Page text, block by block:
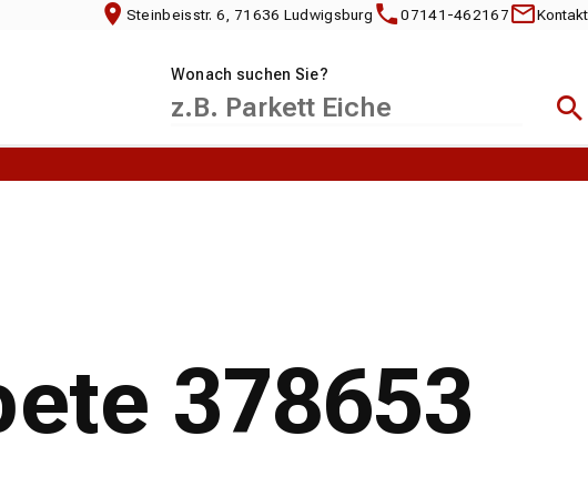
Steinbeisstr. 6, 71636 Ludwigsburg 07141-462167 Kontakt
Wonach suchen Sie?
378653